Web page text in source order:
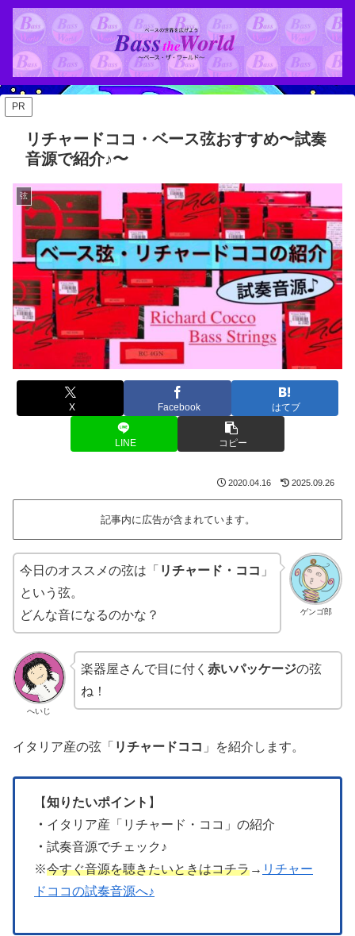
PR
リチャードココ・ベース弦おすすめ〜試奏
音源で紹介♪〜
弦
X Facebook はてブ
LINE コピー
2020.04.16 2025.09.26
記事内に広告が含まれています。
ゲンゴ郎
今日のオススメの弦は「 リチャード・ココ 」
という弦。
どんな音になるのかな？
へいじ
楽器屋さんで目に付く 赤いパッケージの弦
ね！
イタリア産の弦「 リチャードココ 」を紹介します。
【知りたいポイント 】
・ イタリア産「リチャード・ココ」の紹介
・ 試奏音源でチェック♪
※今すぐ音源を聴きたいときはコチラ→ リチャー
ドココの試奏音源へ♪